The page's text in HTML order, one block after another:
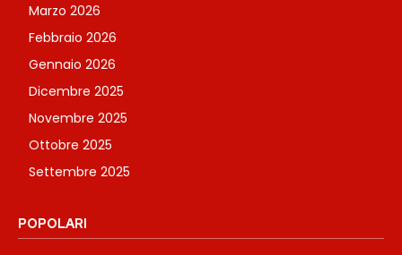
Marzo 2026
Febbraio 2026
Gennaio 2026
Dicembre 2025
Novembre 2025
Ottobre 2025
Settembre 2025
POPOLARI